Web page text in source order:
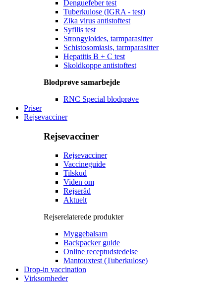
Denguefeber test
Tuberkulose (IGRA - test)
Zika virus antistoftest
Syfilis test
Strongyloides, tarmparasitter
Schistosomiasis, tarmparasitter
Hepatitis B + C test
Skoldkoppe antistoftest
Blodprøve samarbejde
RNC Special blodprøve
Priser
Rejsevacciner
Rejsevacciner
Rejsevacciner
Vaccineguide
Tilskud
Viden om
Rejseråd
Aktuelt
Rejserelaterede produkter
Myggebalsam
Backpacker guide
Online receptudstedelse
Mantouxtest (Tuberkulose)
Drop-in vaccination
Virksomheder